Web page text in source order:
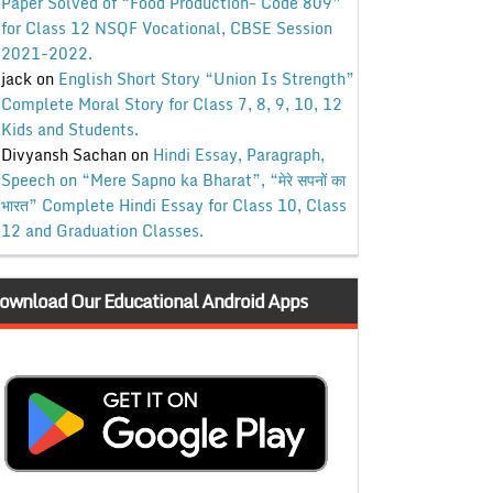
for Class 12 NSQF Vocational, CBSE Session
2021-2022.
jackon English Short Story “Union Is Strength”
Complete Moral Story for Class 7, 8, 9, 10, 12
Kids and Students.
Divyansh Sachanon Hindi Essay, Paragraph,
Speech on “Mere Sapno ka Bharat”, “मेरे सपनों का
भारत” Complete Hindi Essay for Class 10, Class
12 and Graduation Classes.
Our Educational Android Apps